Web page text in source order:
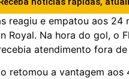
reagiu e empatou aos
Royal. Na hora do gol, o
atendimento fora
retomou a vantagem